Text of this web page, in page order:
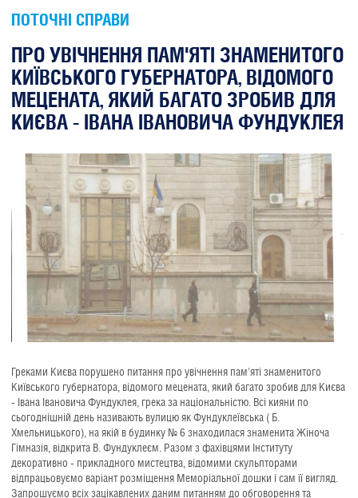
ПОТОЧНІ СПРАВИ
ПРО УВІЧНЕННЯ ПАМ'ЯТІ ЗНАМЕНИТОГО
КИЇВСЬКОГО ГУБЕРНАТОРА, ВІДОМОГО
МЕЦЕНАТА, ЯКИЙ БАГАТО ЗРОБИВ ДЛЯ
КИЄВА - ІВАНА ІВАНОВИЧА ФУНДУКЛЕЯ
Греками Києва порушено питання про увічнення пам'яті знаменитого
Київського губернатора, відомого мецената, який багато зробив для Києва
- Івана Івановича Фундуклея, грека за національністю. Всі кияни по
сьогоднішній день називають вулицю як Фундуклеївська ( Б.
Хмельницького), на якій в будинку № 6 знаходилася знаменита Жіноча
Гімназія, відкрита В. Фундуклеєм. Разом з фахівцями Інституту
декоративно - прикладного мистецтва, відомими скульпторами
відпрацьовуємо варіант розміщення Меморіальної дошки і сам її вигляд.
Запрошуємо всіх зацікавлених даним питанням до обговорення та